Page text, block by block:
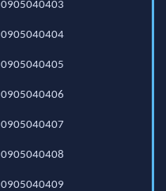
0905040403
0905040404
0905040405
0905040406
0905040407
0905040408
0905040409